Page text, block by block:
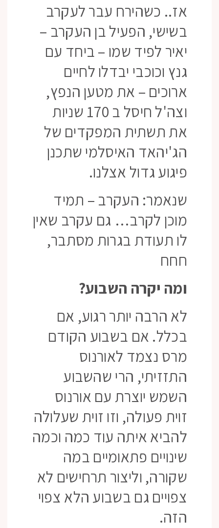
אז.. כשהירח עבר לעקרב
בשישי, הפעיל בן העקרב –
יאיר לפיד שמו – ביחד עם
גנץ וכוכבי יבדלו לחיים
ארוכים – את מטען הנפץ,
וצה'ל חיסל ב 170 שניות
את תשתית המפקדים של
הג'יהאד האיסלמי שתכנן
פיגוע גדול אצלנו.
שנאמר: העקרב – תמיד
מוכן לקרב… גם עקרב שאין
לו תעודת בגרות מסתבר,
חחח
ומה יקרה השבוע?
לא הרבה יותר רגוע, אם
בכלל. אם בשבוע הקודם
מרס נצמד לאורנוס
התזזיתי, הרי שהשבוע
השמש יוצרת עם אורנוס
זוית פעולה, וזו זוית שעלולה
להביא איתה עוד כמה וכמה
שינויים פתאומיים במה
שקורה, וליצור תרחישים לא
צפויים גם בשבוע הלא צפוי
הזה.